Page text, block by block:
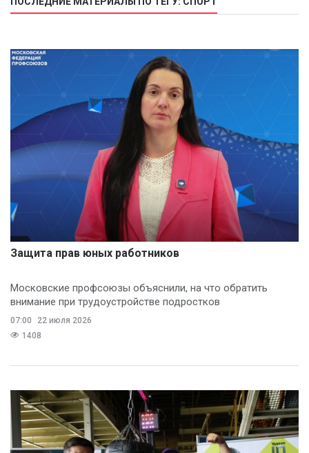
Защита прав юных работников
Московские профсоюзы объяснили, на что обратить
внимание при трудоустройстве подростков
07:00
22 июля 2026
1408